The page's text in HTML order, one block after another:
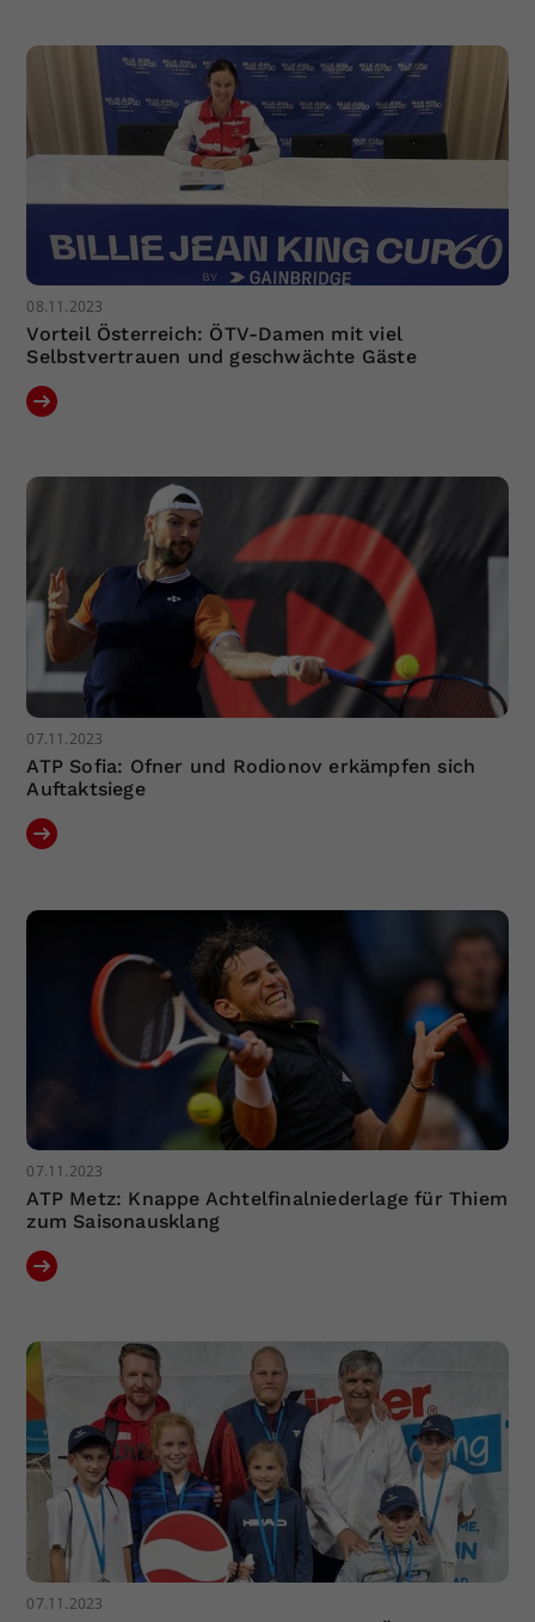
08.11.2023
Vorteil Österreich: ÖTV-Damen mit viel
Selbstvertrauen und geschwächte Gäste
07.11.2023
ATP Sofia: Ofner und Rodionov erkämpfen sich
Auftaktsiege
07.11.2023
ATP Metz: Knappe Achtelfinalniederlage für Thiem
zum Saisonausklang
07.11.2023
Zweck
Einstellungen. Unter anderem eine
zufällig generierte ID, für die
historische Speicherung Ihrer
vorgenommen Einstellungen, falls der
Webseiten-Betreiber dies eingestellt
hat.